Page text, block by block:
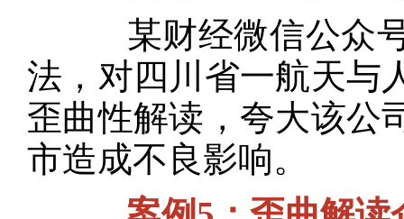
某财经微信公众号
法，对四川省一航天与
歪曲性解读，夸大该公
市造成不良影响。